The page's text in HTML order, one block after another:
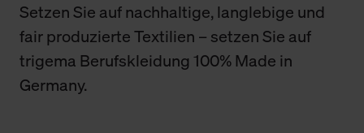
Setzen Sie auf nachhaltige, langlebige und
fair produzierte Textilien – setzen Sie auf
trigema Berufskleidung 100% Made in
Germany.